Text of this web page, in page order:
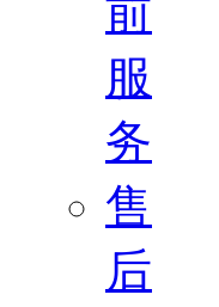
前
服
务
售
后